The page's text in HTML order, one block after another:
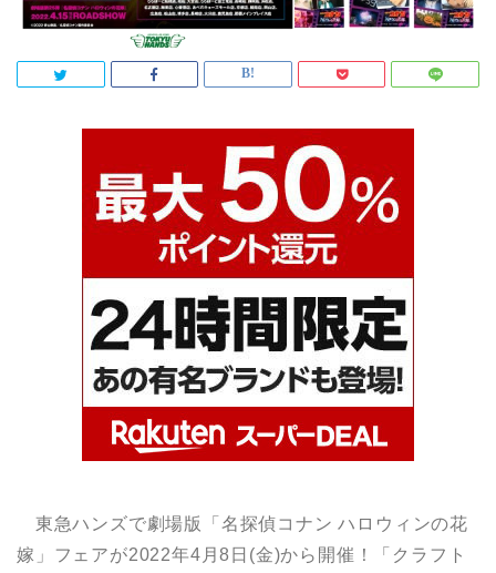
東急ハンズで劇場版「名探偵コナン ハロウィンの花
嫁」フェアが2022年4月8日(金)から開催！「クラフト